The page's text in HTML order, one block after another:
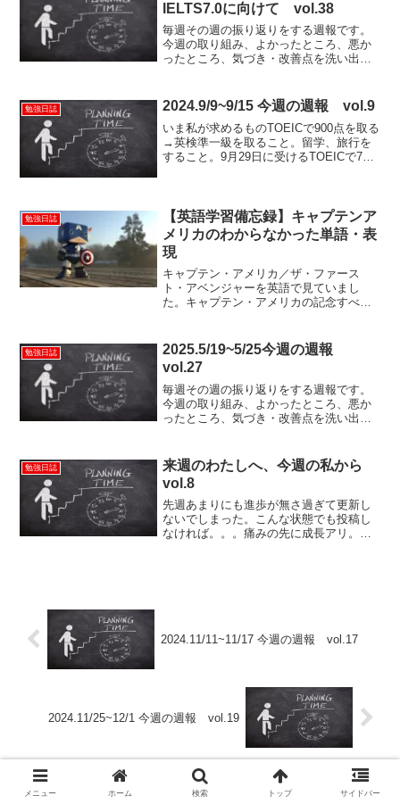
IELTS7.0に向けて vol.38
毎週その週の振り返りをする週報です。
今週の取り組み、よかったところ、悪か
ったところ、気づき・改善点を洗い出
勉強日誌 2024.9/9~9/15 今週の週報 vol.9
いま私が求めるものTOEICで900点を取る
→英検準一級を取ること。留学、旅行を
すること。9月29日に受けるTOEICで700
自分に...
勉強日誌
【英語学習備忘録】キャプテンア
メリカのわからなかった単語・表
現
キャプテン・アメリカ／ザ・ファース
ト・アベンジャーを英語で見ていまし
た。キャプテン・アメリカの記念すべき
と思います。この記事を見ると、キャプ
テンアメリカを英語で見ようと...
勉強日誌
2025.5/19~5/25今週の週報
vol.27
毎週その週の振り返りをする週報です。
今週の取り組み、よかったところ、悪か
ったところ、気づき・改善点を洗い出
勉強日誌
来週のわたしへ、今週の私から
vol.8
先週あまりにも進歩が無さ過ぎて更新し
ないでしまった。こんな状態でも投稿し
なければ。。。痛みの先に成長アリ。い
2024.11/11~11/17 今週の週報 vol.17
2024.11/25~12/1 今週の週報 vol.19
メニュー ホーム 検索 トップ サイドバー